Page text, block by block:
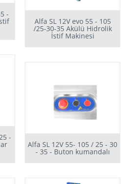
-
Alfa SL 12V evo 55 - 105
/25-30-35 Akülü Hidrolik
İstif Makinesi
-
Alfa SL 12V 55- 105 / 25 - 30
- 35 - Buton kumandalı